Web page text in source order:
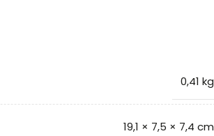
0,41 kg
19,1 × 7,5 × 7,4 cm